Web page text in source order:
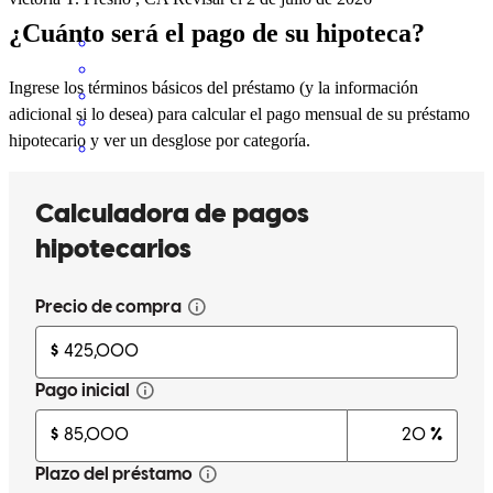
Sophie Revisar el 12 de junio de 2026
Thank you for helping me move forward with my life. Sophie
sopheap V. Fresno ,CA Revisar el
¿Cuánto será el pago de su hipoteca?
Ingrese los términos básicos del préstamo (y la información
adicional si lo desea) para calcular el pago mensual de su préstamo
hipotecario y ver un desglose por categoría.